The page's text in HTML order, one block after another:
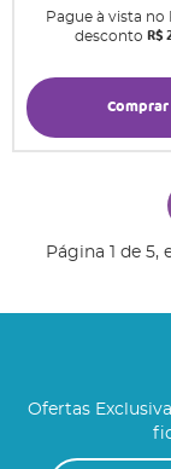
Pague à vista no
desconto R$
Comprar
Página 1 de 5,
Ofertas